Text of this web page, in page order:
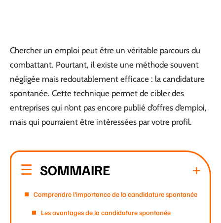
Chercher un emploi peut être un véritable parcours du
combattant. Pourtant, il existe une méthode souvent
négligée mais redoutablement efficace : la candidature
spontanée. Cette technique permet de cibler des
entreprises qui n’ont pas encore publié d’offres d’emploi,
mais qui pourraient être intéressées par votre profil.
SOMMAIRE
Comprendre l’importance de la candidature spontanée
Les avantages de la candidature spontanée